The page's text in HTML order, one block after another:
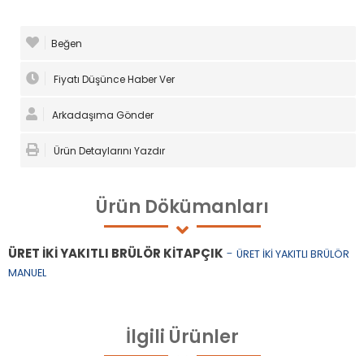
Beğen
Fiyatı Düşünce Haber Ver
Arkadaşıma Gönder
Ürün Detaylarını Yazdır
Ürün Dökümanları
ÜRET İKİ YAKITLI BRÜLÖR KİTAPÇIK - ÜRET İKİ YAKITLI BRÜLÖR
MANUEL
İlgili Ürünler